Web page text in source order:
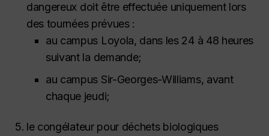
dangereux doit être effectuée uniquement lors
des tournées prévues :
au campus Loyola, dans les 24 à 48 heures
suivant la demande;
au campus Sir-Georges-Williams, avant
chaque jeudi;
le congélateur pour déchets biologiques